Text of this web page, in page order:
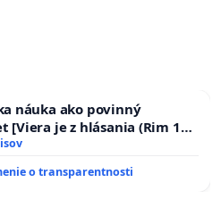
náuka ako povinný
[Viera je z hlásania (Rim 10,
o transparentnosti